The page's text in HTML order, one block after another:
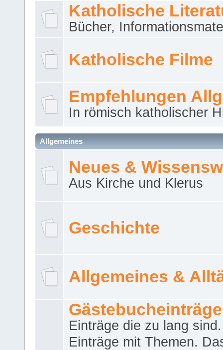
Katholische
Bücher,
Katholische Filme
Empfehlungen
In römisch katholischer
Allgemeines
Neues &
Aus Kirche und Klerus
Geschichte
Allgemeines &
Gästebucheinträge
Einträge die zu lang
Einträge mit Themen.